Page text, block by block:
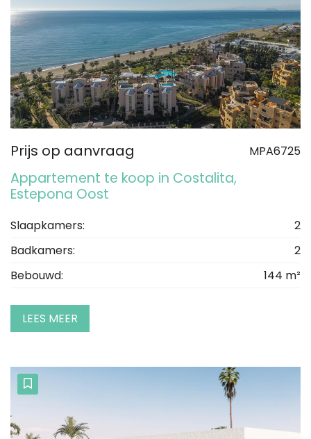
Prijs op aanvraag MPA6725
Appartement te koop in Costalita,
Estepona Oost
Slaapkamers:
2
Badkamers:
2
Bebouwd:
144 m²
LEES MEER